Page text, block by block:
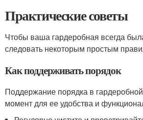
Практические советы
Чтобы ваша гардеробная всегда
следовать некоторым простым
Как поддерживать порядок
Поддержание порядка в
момент для ее удобства и